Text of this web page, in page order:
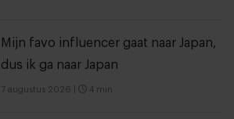
Mijn favo influencer gaat naar Japan,
dus ik ga naar Japan
7 augustus 2026 4 min